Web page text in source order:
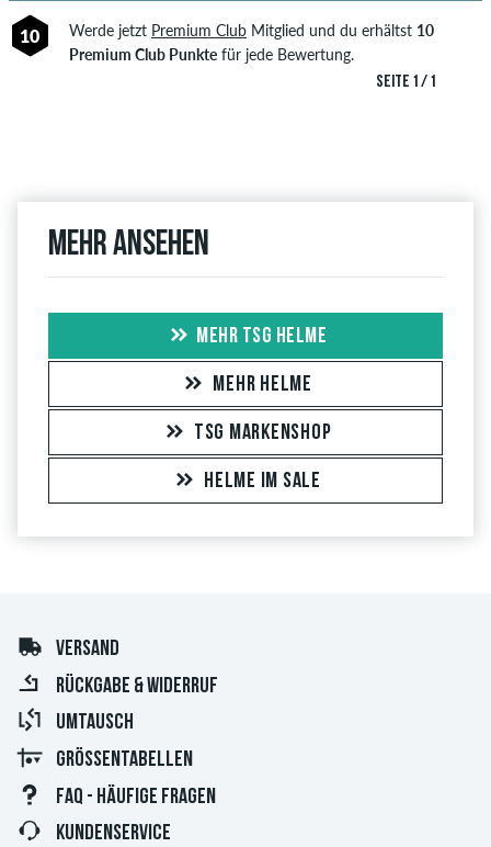
SEITE 1 / 1
10 Werde jetzt Premium ClubMitglied und du erhältst 10
Premium Club Punktefür jede Bewertung.
Mehr ansehen
MEHR TSG HELME
MEHR HELME
TSG MARKENSHOP
HELME IM SALE
VERSAND
RÜCKGABE & WIDERRUF
UMTAUSCH
GRÖSSENTABELLEN
FAQ - HÄUFIGE FRAGEN
KUNDENSERVICE